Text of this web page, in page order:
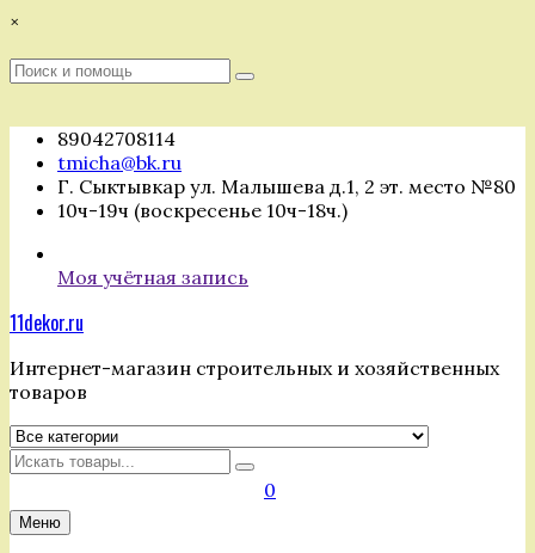
Перейти
содержимому
×
Поиск
Поиск
89042708114
tmicha@bk.ru
Г. Сыктывкар ул. Малышева д.1, 2 эт. место №80
10ч-19ч (воскресенье 10ч-18ч.)
Моя учётная запись
11dekor.ru
Интернет-магазин строительных и хозяйственных
товаров
Искать
0
Меню